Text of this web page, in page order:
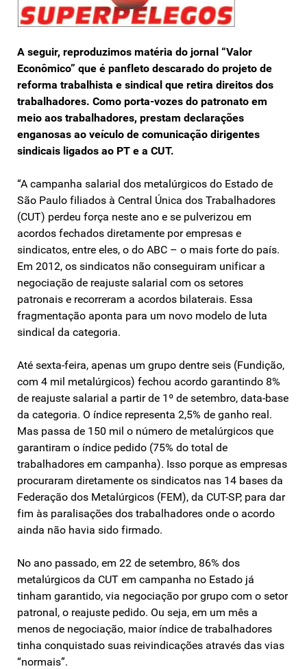
A seguir, reproduzimos matéria do jornal “Valor
Econômico” que é panfleto descarado do projeto de
reforma trabalhista e sindical que retira direitos dos
trabalhadores. Como porta-vozes do patronato em
meio aos trabalhadores, prestam declarações
enganosas ao veículo de comunicação dirigentes
sindicais ligados ao PT e a CUT.
“A campanha salarial dos metalúrgicos do Estado de
São Paulo filiados à Central Única dos Trabalhadores
(CUT) perdeu força neste ano e se pulverizou em
acordos fechados diretamente por empresas e
sindicatos, entre eles, o do ABC – o mais forte do país.
Em 2012, os sindicatos não conseguiram unificar a
negociação de reajuste salarial com os setores
patronais e recorreram a acordos bilaterais. Essa
fragmentação aponta para um novo modelo de luta
sindical da categoria.
Até sexta-feira, apenas um grupo dentre seis (Fundição,
com 4 mil metalúrgicos) fechou acordo garantindo 8%
de reajuste salarial a partir de 1º de setembro, data-base
da categoria. O índice representa 2,5% de ganho real.
Mas passa de 150 mil o número de metalúrgicos que
garantiram o índice pedido (75% do total de
trabalhadores em campanha). Isso porque as empresas
procuraram diretamente os sindicatos nas 14 bases da
Federação dos Metalúrgicos (FEM), da CUT-SP, para dar
fim às paralisações dos trabalhadores onde o acordo
ainda não havia sido firmado.
No ano passado, em 22 de setembro, 86% dos
metalúrgicos da CUT em campanha no Estado já
tinham garantido, via negociação por grupo com o setor
patronal, o reajuste pedido. Ou seja, em um mês a
menos de negociação, maior índice de trabalhadores
tinha conquistado suas reivindicações através das vias
“normais”.